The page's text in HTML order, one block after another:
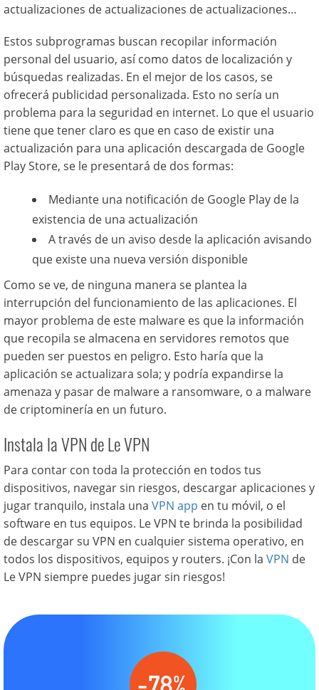
actualizaciones de actualizaciones de actualizaciones…
Estos subprogramas buscan recopilar información
personal del usuario, así como datos de localización y
búsquedas realizadas. En el mejor de los casos, se
ofrecerá publicidad personalizada. Esto no sería un
problema para la seguridad en internet. Lo que el usuario
tiene que tener claro es que en caso de existir una
actualización para una aplicación descargada de Google
Play Store, se le presentará de dos formas:
Mediante una notificación de Google Play de la
existencia de una actualización
A través de un aviso desde la aplicación avisando
que existe una nueva versión disponible
Como se ve, de ninguna manera se plantea la
interrupción del funcionamiento de las aplicaciones. El
mayor problema de este malware es que la información
que recopila se almacena en servidores remotos que
pueden ser puestos en peligro. Esto haría que la
aplicación se actualizara sola; y podría expandirse la
amenaza y pasar de malware a ransomware, o a malware
de criptominería en un futuro.
Instala la VPN de Le VPN
Para contar con toda la protección en todos tus
dispositivos, navegar sin riesgos, descargar aplicaciones y
jugar tranquilo, instala una VPN app en tu móvil, o el
software en tus equipos. Le VPN te brinda la posibilidad
de descargar su VPN en cualquier sistema operativo, en
todos los dispositivos, equipos y routers. ¡Con la VPN de
Le VPN siempre puedes jugar sin riesgos!